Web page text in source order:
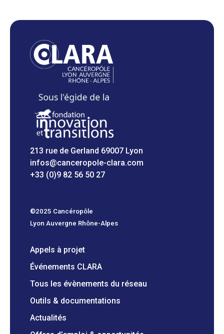
213 rue de Gerland 69007 Lyon
infos@canceropole-clara.com
+33 (0)9 82 56 50 27
©2025 Cancéropôle
Lyon Auvergne Rhône-Alpes
Appels à projet
Événements CLARA
Tous les évènements du réseau
Outils & documentations
Actualités